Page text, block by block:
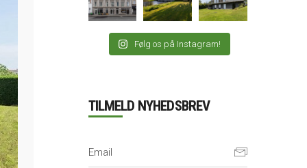
Følg os på Instagram!
TILMELD NYHEDSBREV